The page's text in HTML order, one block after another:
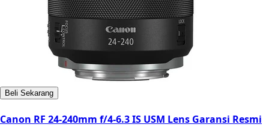
Beli Sekarang
Canon RF 24-240mm f/4-6.3 IS USM Lens Garansi Resmi